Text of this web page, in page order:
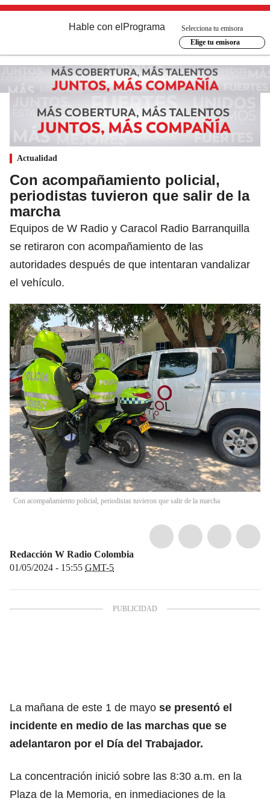
Hable con el Programa
Selecciona tu emisora
Elige tu emisora
Actualidad
Con acompañamiento policial,
periodistas tuvieron que salir de la
marcha
Equipos de W Radio y Caracol Radio Barranquilla
se retiraron con acompañamiento de las
autoridades después de que intentaran vandalizar
el vehículo.
Con acompañamiento policial, periodistas tuvieron que salir de la marcha
Redacción W Radio Colombia
01/05/2024 - 15:55 GMT-5
La mañana de este 1 de mayo se presentó el
incidente en medio de las marchas que se
adelantaron por el Día del Trabajador.
La concentración inició sobre las 8:30 a.m. en la
Plaza de la Memoria, en inmediaciones de la